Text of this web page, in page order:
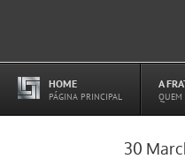
HOME
PÁGINA PRINCIPAL
A
QUEM
30